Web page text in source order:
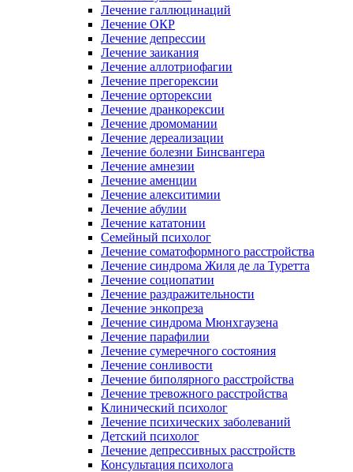
Лечение галлюцинаций
Лечение ОКР
Лечение депрессии
Лечение заикания
Лечение аллотриофагии
Лечение прегорексии
Лечение орторексии
Лечение дранкорексии
Лечение дромомании
Лечение дереализации
Лечение болезни Бинсвангера
Лечение амнезии
Лечение аменции
Лечение алекситимии
Лечение абулии
Лечение кататонии
Семейный психолог
Лечение соматоформного расстройства
Лечение синдрома Жиля де ла Туретта
Лечение социопатии
Лечение раздражительности
Лечение энкопреза
Лечение синдрома Мюнхгаузена
Лечение парафилии
Лечение сумеречного состояния
Лечение сонливости
Лечение биполярного расстройства
Лечение тревожного расстройства
Клинический психолог
Лечение психических заболеваний
Детский психолог
Лечение депрессивных расстройств
Консультация психолога